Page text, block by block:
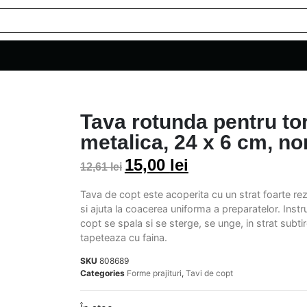
Tava rotunda pentru
metalica, 24 x 6 cm,
12,61lei 15,00 lei
Tava de copt este acoperita cu un strat foarte
si ajuta la coacerea uniforma a preparatelor.
copt se spala si se sterge, se unge, in strat
tapeteaza cu faina.
SKU 808689
Categories Forme prajituri, Tavi de copt